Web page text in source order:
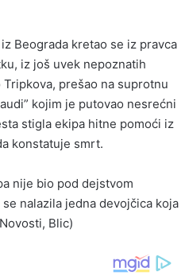
Beograda kretao se iz pravca
iz još uvek nepoznatih
prešao na suprotnu
kojim je putovao nesrećni
stigla ekipa hitne pomoći iz
konstatuje smrt.
nije bio pod dejstvom
nalazila jedna devojčica koja
Blic)